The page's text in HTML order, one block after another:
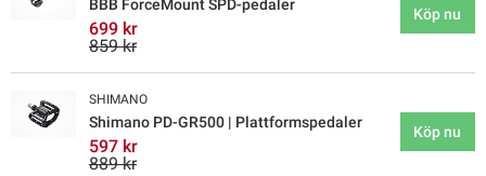
BBB ForceMount SPD-pedaler
699 kr
859 kr
Köp nu
SHIMANO
Shimano PD-GR500 | Plattformspedaler
597 kr
889 kr
Köp nu